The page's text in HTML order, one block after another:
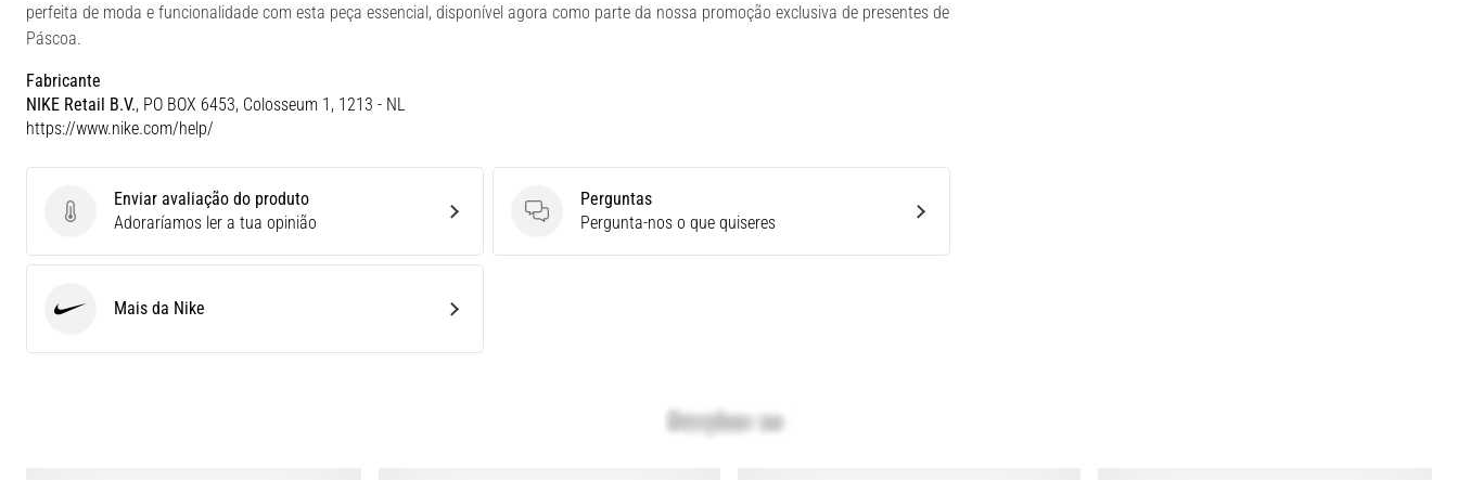
perfeita de moda e funcionalidade com esta peça essencial, disponível agora como parte da nossa promoção exclusiva de presentes de
Páscoa.
Fabricante
NIKE Retail B.V., PO BOX 6453, Colosseum 1, 1213 - NL
https://www.nike.com/help/
Enviar avaliação do produto
Enviar avaliação do produto
Adoraríamos ler a tua opinião
Perguntas
Perguntas
Pergunta-nos o que quiseres
Mais da Nike